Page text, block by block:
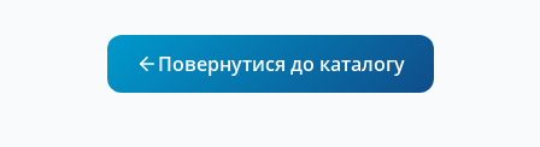
Повернутися до каталогу